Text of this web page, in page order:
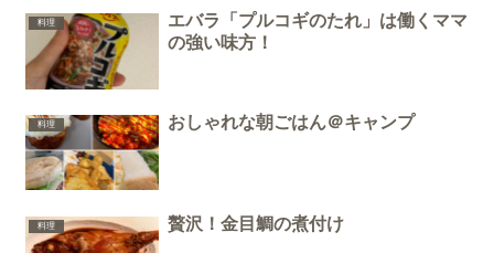
料理
エバラ「プルコギのたれ」は働くママ
の強い味方！
料理 おしゃれな朝ごはん＠キャンプ
料理 贅沢！金目鯛の煮付け